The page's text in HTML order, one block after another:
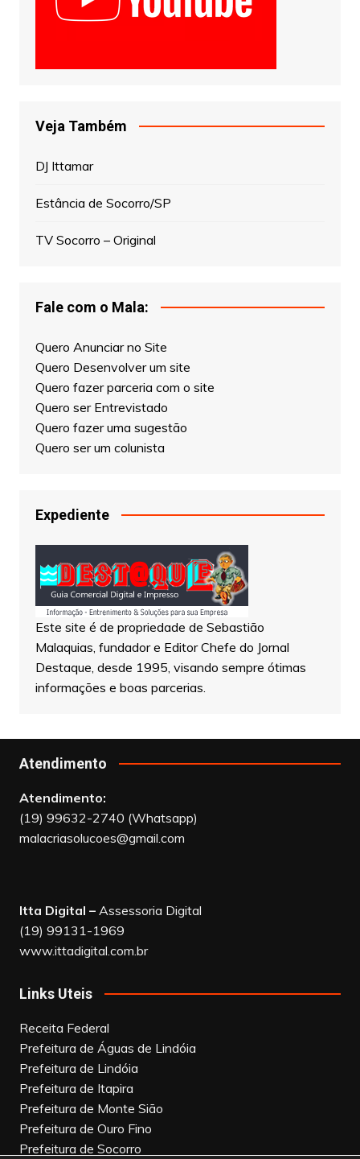
Veja Também
DJ Ittamar
Estância de Socorro/SP
TV Socorro – Original
Fale com o Mala:
Quero Anunciar no Site
Quero Desenvolver um site
Quero fazer parceria com o site
Quero ser Entrevistado
Quero fazer uma sugestão
Quero ser um colunista
Expediente
Este site é de propriedade de Sebastião
Malaquias, fundador e Editor Chefe do Jornal
Destaque, desde 1995, visando sempre ótimas
informações e boas parcerias.
Atendimento
Atendimento:
(19) 99632-2740 (Whatsapp)
malacriasolucoes@gmail.com
Itta Digital – Assessoria Digital
(19) 99131-1969
www.ittadigital.com.br
Links Uteis
Receita Federal
Prefeitura de Águas de Lindóia
Prefeitura de Lindóia
Prefeitura de Itapira
Prefeitura de Monte Sião
Prefeitura de Ouro Fino
Prefeitura de Socorro